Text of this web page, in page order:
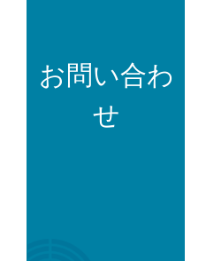
お問い合わ
せ